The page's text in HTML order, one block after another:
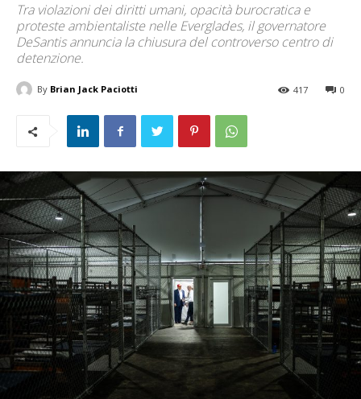
Tra violazioni dei diritti umani, opacità burocratica e
proteste ambientaliste nelle Everglades, il governatore
DeSantis annuncia la chiusura del controverso centro di
detenzione.
By Brian Jack Paciotti 0
417